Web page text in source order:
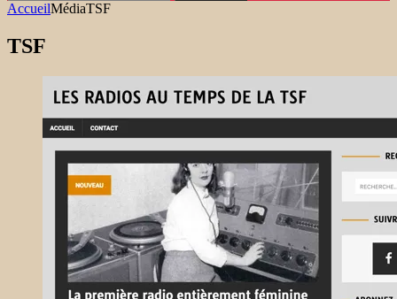
AccueilMédiaTSF
TSF